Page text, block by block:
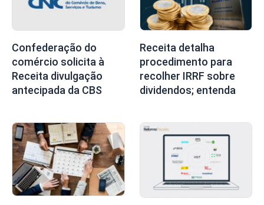
Confederação do
comércio solicita à
Receita divulgação
antecipada da CBS
Receita detalha
procedimento para
recolher IRRF sobre
dividendos; entenda